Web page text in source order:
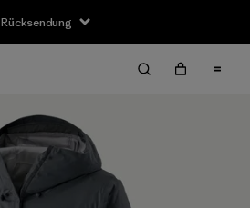
Rücksendung